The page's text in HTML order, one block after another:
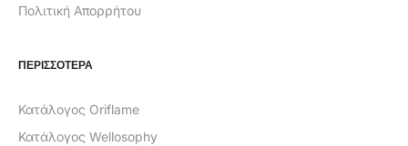
Πολιτική Απορρήτου
ΠΕΡΙΣΣΟΤΕΡΑ
Κατάλογος Oriflame
Κατάλογος Wellosophy